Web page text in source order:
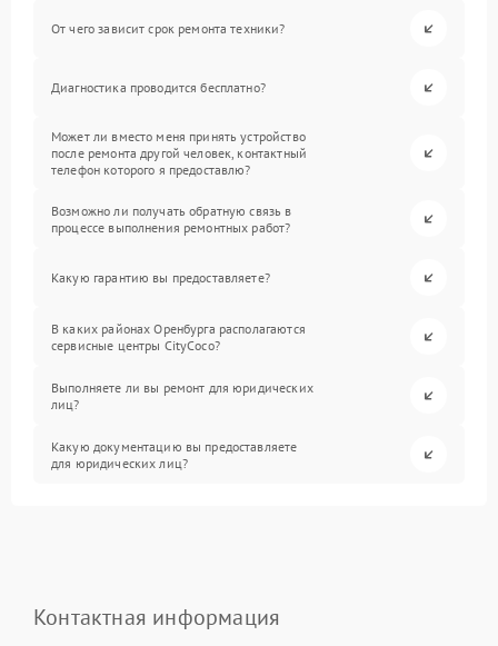
От чего зависит срок ремонта техники?
Диагностика проводится бесплатно?
Может ли вместо меня принять устройство
после ремонта другой человек, контактный
телефон которого я предоставлю?
Возможно ли получать обратную связь в
процессе выполнения ремонтных работ?
Какую гарантию вы предоставляете?
В каких районах Оренбурга располагаются
сервисные центры CityCoco?
Выполняете ли вы ремонт для юридических
лиц?
Какую документацию вы предоставляете
для юридических лиц?
Контактная информация